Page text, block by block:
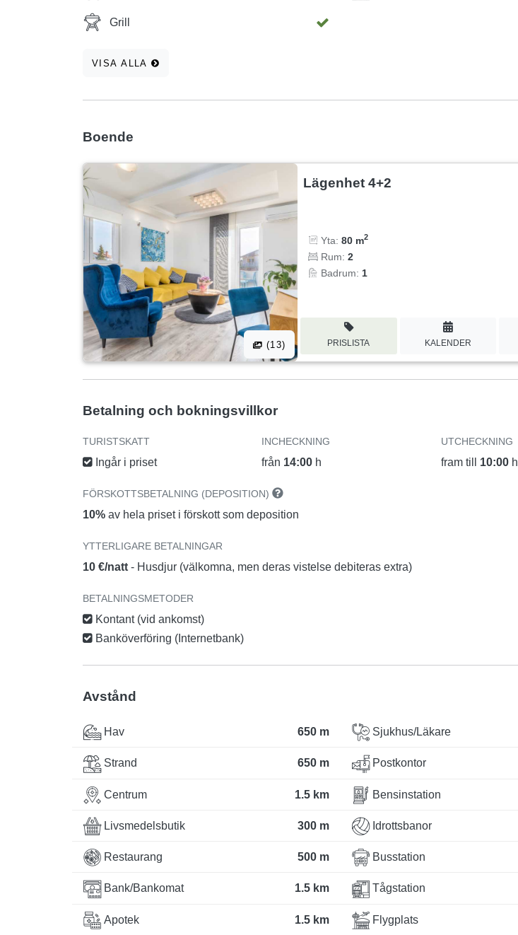
Grill
VISA ALLA
Boende
(13)
Lägenhet 4+2
Yta:80 m2
Rum:2
Badrum: 1
PRISLISTA KALENDER
Betalning och bokningsvillkor
TURISTSKATT
Ingår i priset
INCHECKNING
från 14:00 h
UTCHECKNING
fram till 10:00h
FÖRSKOTTSBETALNING (DEPOSITION)
10% av hela priset i förskott som deposition
YTTERLIGARE BETALNINGAR
10 €/natt - Husdjur (välkomna, men deras vistelse debiteras extra)
BETALNINGSMETODER
Kontant (vid ankomst)
Banköverföring (Internetbank)
Avstånd
Hav 650 m
Strand 650 m
Centrum 1.5 km
Livsmedelsbutik 300 m
Restaurang 500 m
Bank/Bankomat 1.5 km
Apotek 1.5 km
Sjukhus/Läkare
Postkontor
Bensinstation
Idrottsbanor
Busstation
Tågstation
Flygplats